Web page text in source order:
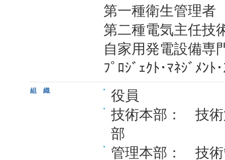
第一種衛生管理
第二種電気主任
自家用発電設備
ﾌﾟﾛｼﾞｪｸﾄ･ﾏﾈｼﾞﾒﾝ
組 織
役員
技術本部： 技術
部
管理本部： 技術